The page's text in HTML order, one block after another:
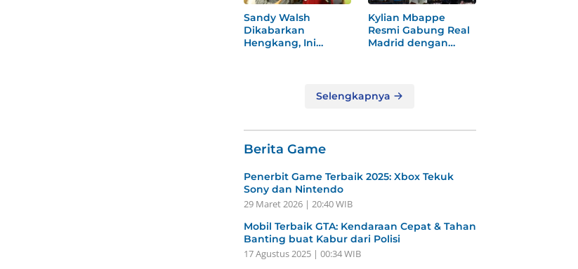
Sandy Walsh
Dikabarkan
Hengkang, Ini
Kylian Mbappe
Resmi Gabung Real
Madrid dengan
Selengkapnya
Berita Game
Penerbit Game Terbaik 2025: Xbox Tekuk
Sony dan Nintendo
29 Maret 2026 | 20:40 WIB
Mobil Terbaik GTA: Kendaraan Cepat & Tahan
Banting buat Kabur dari Polisi
17 Agustus 2025 | 00:34 WIB